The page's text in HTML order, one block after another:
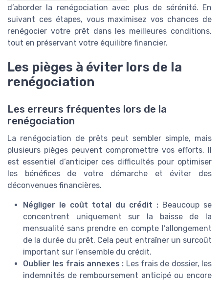
d’aborder la renégociation avec plus de sérénité. En
suivant ces étapes, vous maximisez vos chances de
renégocier votre prêt dans les meilleures conditions,
tout en préservant votre équilibre financier.
Les pièges à éviter lors de la
renégociation
Les erreurs fréquentes lors de la
renégociation
La renégociation de prêts peut sembler simple, mais
plusieurs pièges peuvent compromettre vos efforts. Il
est essentiel d’anticiper ces difficultés pour optimiser
les bénéfices de votre démarche et éviter des
déconvenues financières.
Négliger le coût total du crédit : Beaucoup se
concentrent uniquement sur la baisse de la
mensualité sans prendre en compte l’allongement
de la durée du prêt. Cela peut entraîner un surcoût
important sur l’ensemble du crédit.
Oublier les frais annexes : Les frais de dossier, les
indemnités de remboursement anticipé ou encore